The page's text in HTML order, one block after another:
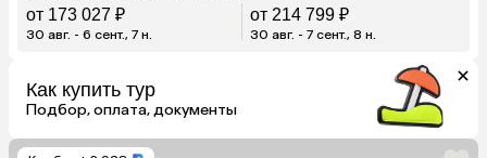
от 173 027 ₽
30 авг. - 6 сент., 7 н.
от 214 799 ₽
30 авг. - 7 сент., 8 н.
Как купить тур
Подбор, оплата, документы